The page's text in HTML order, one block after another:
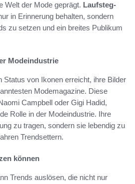
Welt der Mode geprägt. Laufsteg-
in Erinnerung behalten, sondern
zu setzen und ein breites Publikum
Modeindustrie
Status von Ikonen erreicht, ihre Bilder
Modemagazine. Diese
Campbell oder Gigi Hadid,
Rolle in der Modeindustrie. Ihre
zu tragen, sondern sie lebendig zu
Trendsettern.
können
Trends auslösen, die nicht nur